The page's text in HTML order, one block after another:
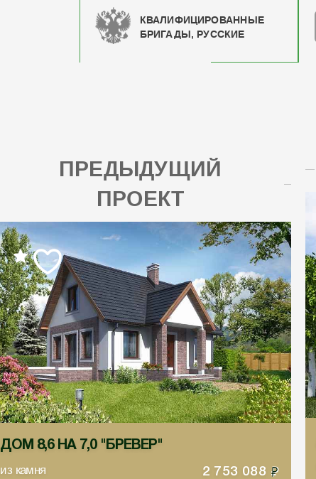
КВАЛИФИЦИРОВАННЫЕ
БРИГАДЫ, РУССКИЕ
ПРЕДЫДУЩИЙ
ПРОЕКТ
ДОМ 8,6 НА 7,0 "БРЕВЕР"
из камня 2 753 088